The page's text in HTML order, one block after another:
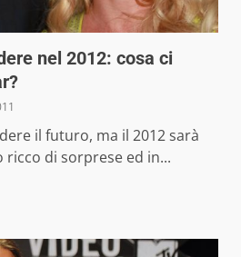
nel 2012: cosa ci
il futuro, ma il 2012 sarà
di sorprese ed in...